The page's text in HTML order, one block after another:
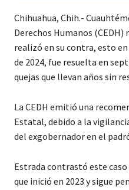
Chihuahua, Chih.-
Derechos Humanos
realizó en su contra, esto
de 2024, fue resuelta en
quejas que llevan años sin
La CEDH emitió una
Estatal, debido a la
del exgobernador en el
Estrada contrastó este caso
que inició en 2023 y sigue